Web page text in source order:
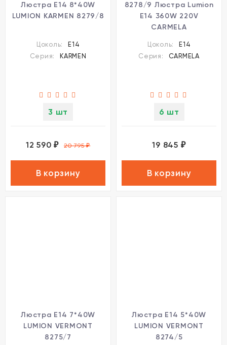
Люстра Е14 8*40W
LUMION KARMEN 8279/8
Цоколь:
E14
Серия:
KARMEN
3 шт
12 590 ₽ 20 795₽
В корзину
8278/9 Люстра Lumion
Е14 360W 220V
CARMELA
Цоколь:
E14
Серия:
CARMELA
6 шт
19 845 ₽
В корзину
Люстра Е14 7*40W
LUMION VERMONT
8275/7
Люстра Е14 5*40W
LUMION VERMONT
8274/5